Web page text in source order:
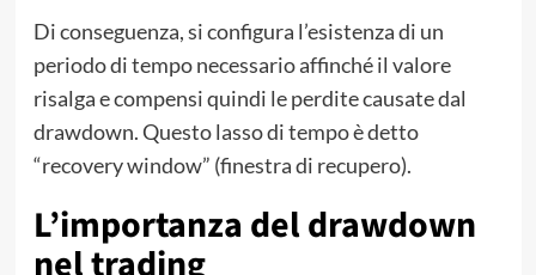
Di conseguenza, si configura l’esistenza di un
periodo di tempo necessario affinché il valore
risalga e compensi quindi le perdite causate dal
drawdown. Questo lasso di tempo è detto
“recovery window” (finestra di recupero).
L’importanza del drawdown
nel trading